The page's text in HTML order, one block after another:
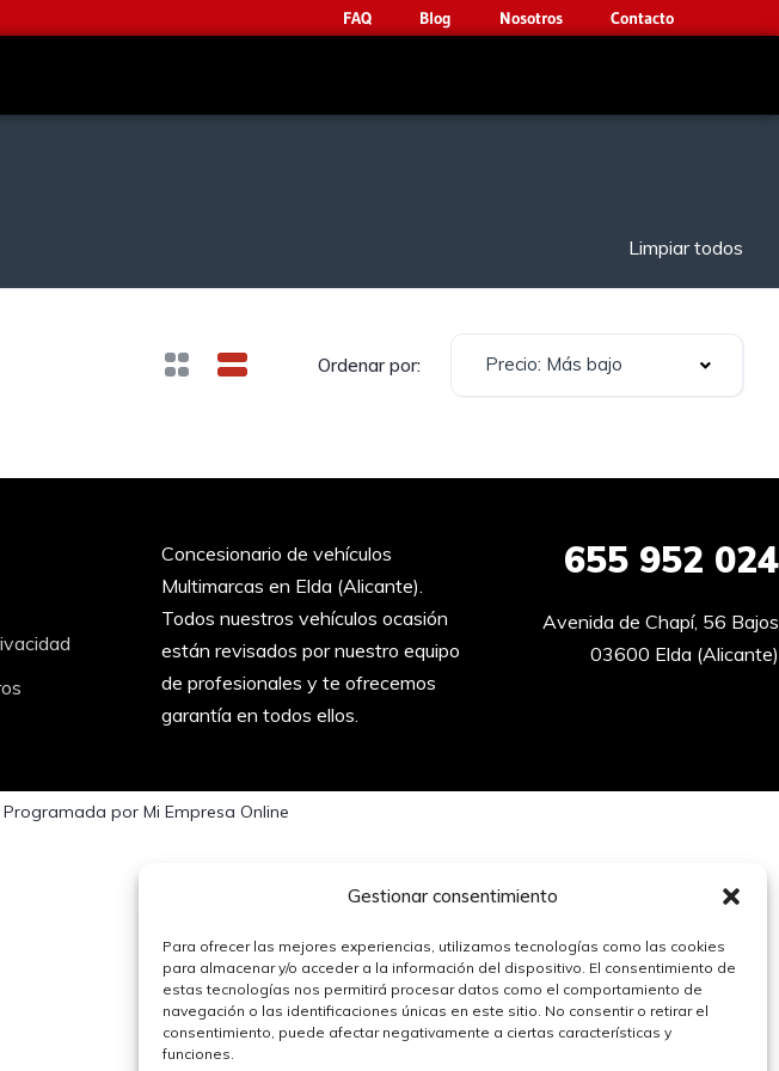
Gestionar consentimiento
Para ofrecer las mejores experiencias, utilizamos tecnologías como las cookies
para almacenar y/o acceder a la información del dispositivo. El consentimiento de
estas tecnologías nos permitirá procesar datos como el comportamiento de
navegación o las identificaciones únicas en este sitio. No consentir o retirar el
consentimiento, puede afectar negativamente a ciertas características y
funciones.
FAQ Blog Nosotros Contacto
Limpiar todos
Ordenar por: Precio: Más bajo
Concesionario de vehículos
Multimarcas en Elda (Alicante).
Todos nuestros vehículos ocasión
están revisados por nuestro equipo
de profesionales y te ofrecemos
garantía en todos ellos.
655 952 024
Avenida de Chapí, 56 Bajos
03600 Elda (Alicante)
por Mi Empresa Online